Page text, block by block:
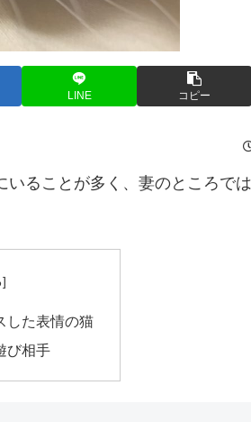
LINE コピー
ることが多く、妻のところで
した表情の猫
び相手